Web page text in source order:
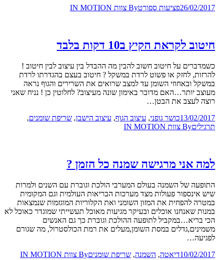
26/02/2017פציעות ספורטBy צוות IN MOTION
חיטוב לקראת הקיץ ב10 דקות בלבד
כשמדברים על חיטוב חשוב להבין מה ההבדל בין עיצוב לבין חיטוב !
להרזות, לחזק או פשוט לרדת במשקל ? חיטוב בעצם בהגדרתו לרדת
במשקל ובאחוזי השומן עד למצב שרואים את השרירים והגוף נראה
מעוצב יותר…האם מדובר באימון שונה מעיצוב? לחלוטין כן ! נניח שאני
רוצה לעצב את הבטן…
13/02/2017כושר גופני, עיצוב הגוף, עיצוב הישבן, שריפת שומנים,
תרגיליםBy צוות IN MOTION
למה אני מרגישה שמנה כל הזמן ?
התופעה של השמנה בעולם המערבי הולכת וגוברת עם השנים ולמרות
שיש אינספור פעולות מצד מערכות הבריאות העולמית וגם המקומית
במטרה להפחית את המזון השומני ואת הקלוריות המוגזמות שנמצאות
במנות שאנחנו אוכלים ובעיקר מגיעות מאוכל תעשייתי שמוגדר כאוכל לא
הכי בריא…במקביל לתופעה ההולכת וגוברת כך גם האנשים
משמינים,גדלים במסת השומן,מעלים את רמת הכולסטרול, מה שגורם
לפגיעה…
10/02/2017דיאטה, השמנה, שריפת שומניםBy צוות IN MOTION